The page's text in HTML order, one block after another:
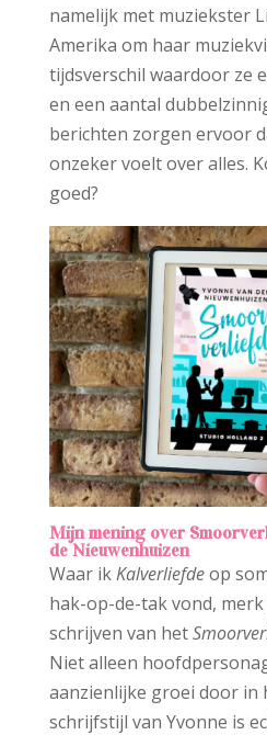
namelijk met muziekster
Amerika om haar
tijdsverschil waardoor ze
en een aantal
berichten zorgen ervoor
onzeker voelt over alles.
goed?
Mijn mening over
de Nieuwenhuizen
Waar ikKalverliefdeop
hak-op-de-tak vond,
schrijven van het
Niet alleen
aanzienlijke groei door in
schrijfstijl van Yvonne is